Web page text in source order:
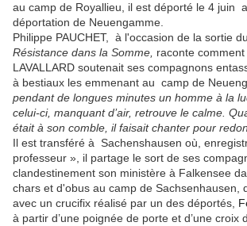
au camp de Royallieu, il est déporté le 4 juin
déportation de Neuengamme.
Philippe PAUCHET, à l'occasion de la sortie
Résistance dans la Somme, raconte comment
LAVALLARD soutenait ses compagnons
à bestiaux les emmenant au camp de
pendant de longues minutes un homme à la
celui-ci, manquant d’air, retrouve le calme.
était à son comble, il faisait chanter pour
Il est transféré à Sachenshausen où,
professeur », il partage le sort de ses
clandestinement son ministère à Falkensee
chars et d'obus au camp de Sachsenhausen,
avec un crucifix réalisé par un des déportés,
à partir d’une poignée de porte et d’une croix